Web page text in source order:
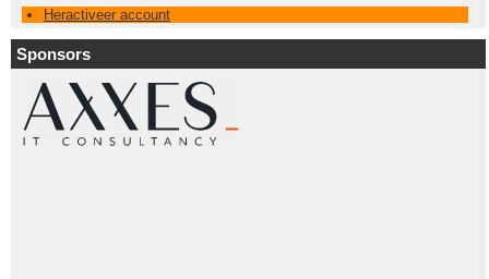
Heractiveer account
Sponsors